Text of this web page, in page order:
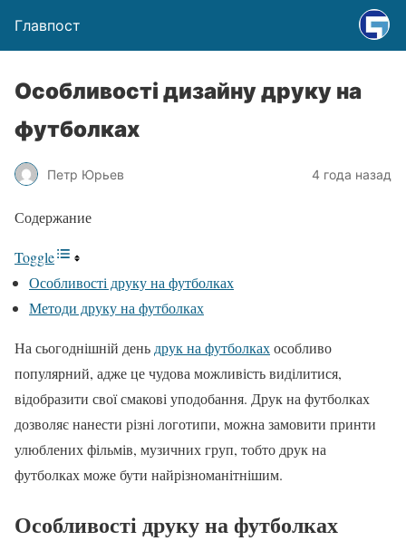
Главпост
Особливості дизайну друку на
футболках
Петр Юрьев 4 года назад
Содержание
Toggle
Особливості друку на футболках
Методи друку на футболках
На сьогоднішній день друк на футболкахособливо
популярний, адже це чудова можливість виділитися,
відобразити свої смакові уподобання. Друк на футболках
дозволяє нанести різні логотипи, можна замовити принти
улюблених фільмів, музичних груп, тобто друк на
футболках може бути найрізноманітнішим.
Особливості друку на футболках